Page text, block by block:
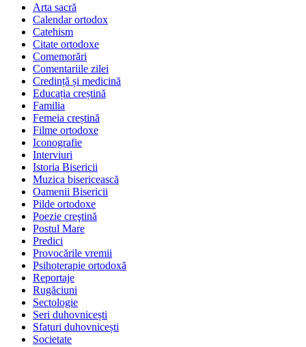
Arta sacră
Calendar ortodox
Catehism
Citate ortodoxe
Comemorări
Comentariile zilei
Credință și medicină
Educația creștină
Familia
Femeia creștină
Filme ortodoxe
Iconografie
Interviuri
Istoria Bisericii
Muzica bisericească
Oamenii Bisericii
Pilde ortodoxe
Poezie creştină
Postul Mare
Predici
Provocările vremii
Psihoterapie ortodoxă
Reportaje
Rugăciuni
Sectologie
Seri duhovnicești
Sfaturi duhovnicești
Societate